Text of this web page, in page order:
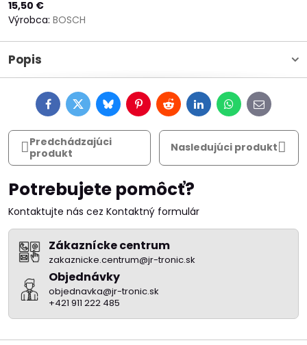
15,50 €
Výrobca: BOSCH
Popis
FacebookTwitterBlueskyPinterestRedditLinkedInWhatsApp
E-
mail
Predchádzajúci
produkt
Nasledujúci produkt
Potrebujete pomôcť?
Kontaktujte nás cez Kontaktný formulár
Zákaznícke centrum
zakaznicke.centrum@jr-tronic.sk
Objednávky
objednavka@jr-tronic.sk
+421 911 222 485